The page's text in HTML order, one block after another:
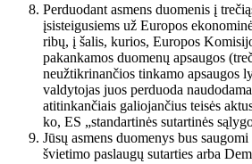
Perduodant asmens duomenis į
įsisteigusiems už Europos
ribų, į šalis, kurios, Europos
pakankamos duomenų apsaugos
neužtikrinančios tinkamo apsaugos
valdytojas juos perduoda
atitinkančiais galiojančius teisės
ko, ES „standartinės sutartinės
Jūsų asmens duomenys bus
švietimo paslaugų sutarties arba